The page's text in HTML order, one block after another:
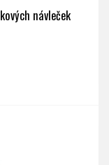
návleček